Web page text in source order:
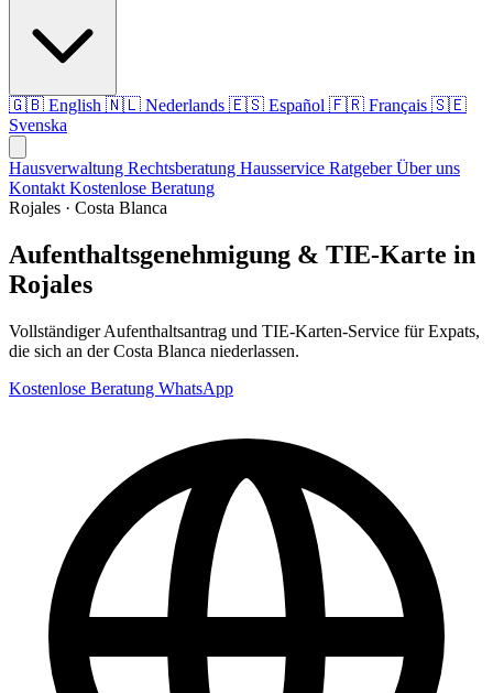
🇬🇧 English 🇳🇱 Nederlands 🇪🇸 Español 🇫🇷 Français 🇸🇪
Svenska
Hausverwaltung Rechtsberatung Hausservice RatgeberÜber uns
Kontakt Kostenlose Beratung
Rojales · Costa Blanca
Aufenthaltsgenehmigung & TIE-Karte in
Rojales
Vollständiger Aufenthaltsantrag und TIE-Karten-Service für Expats,
die sich an der Costa Blanca niederlassen.
Kostenlose Beratung WhatsApp